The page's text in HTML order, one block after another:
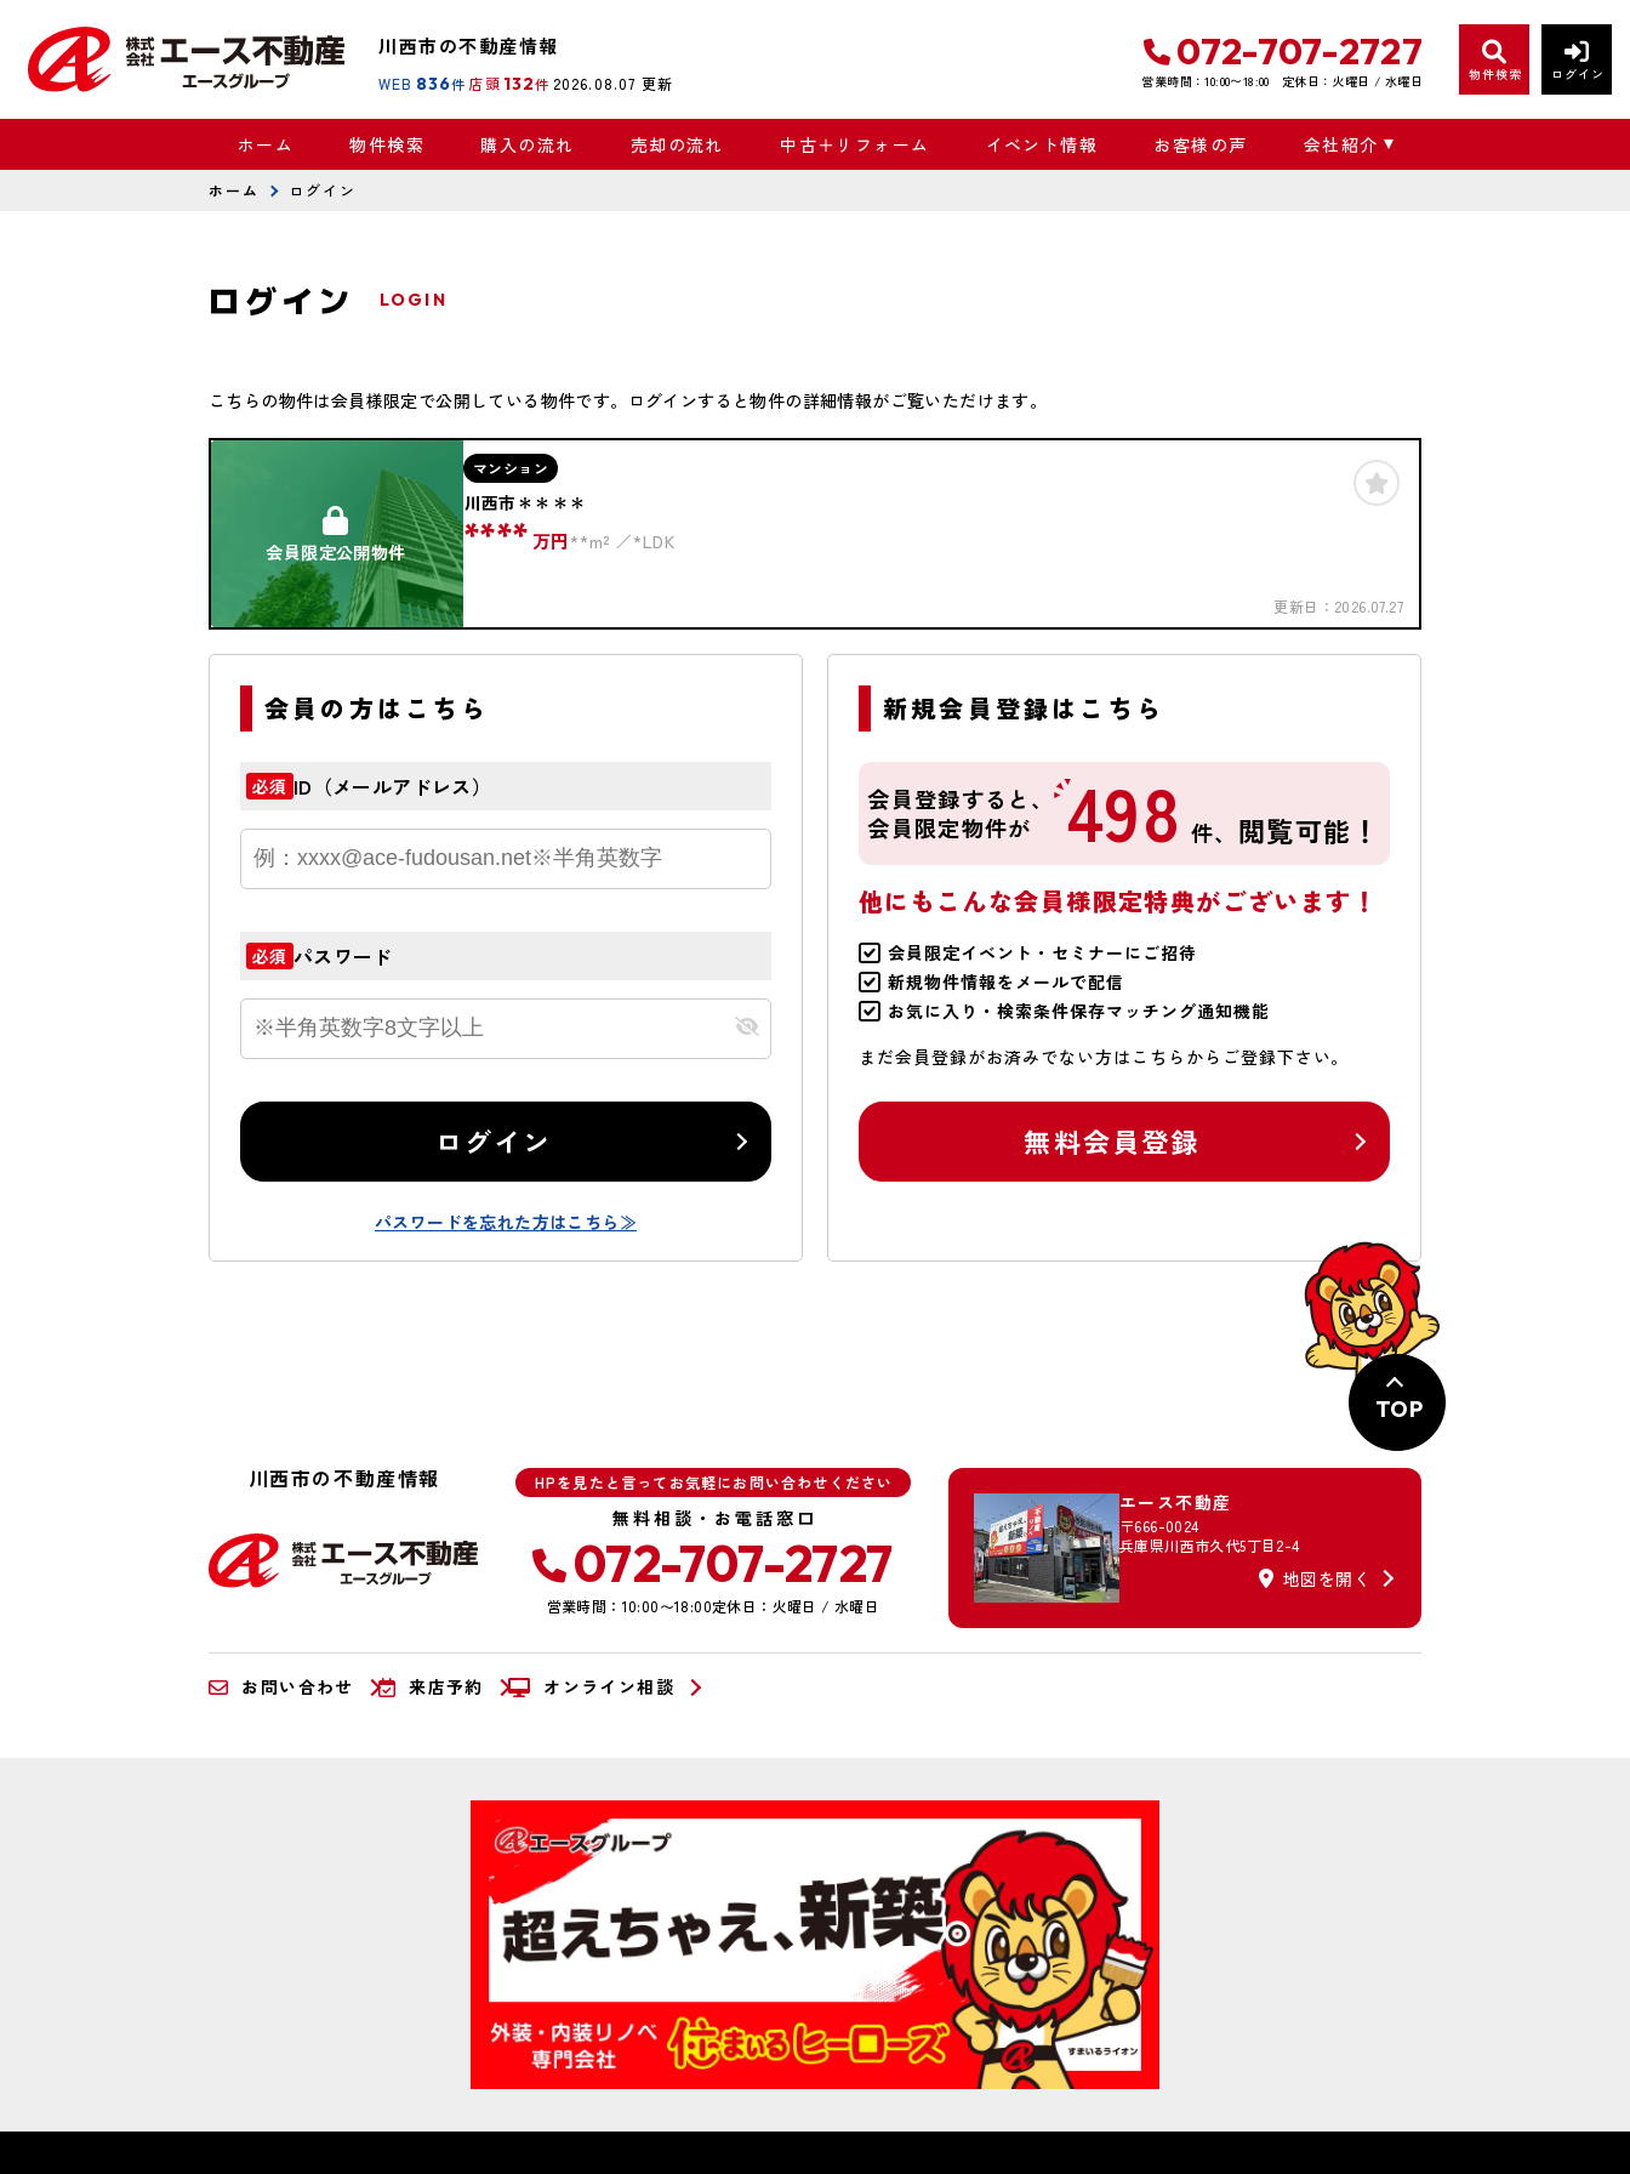
川西市の不動産情報
WEB 836件 店頭 132件 2026.08.07 更新
072-707-2727
営業時間：10:00〜18:00 定休日：火曜日 / 水曜日 物件検索 ログイン
ホーム 物件検索 購入の流れ 売却の流れ 中古＋リフォーム イベント情報 お客様の声 会社紹介
ホーム ログイン
ログイン LOGIN
こちらの物件は会員様限定で公開している物件です。ログインすると物件の詳細情報がご覧いただけます。
会員限定公開物件
マンション
川西市＊＊＊＊
****万円 **m² *LDK
更新日： 2026.07.27
会員の方はこちら
必須 ID（メールアドレス）
必須 パスワード
ログイン
パスワードを忘れた方はこちら≫
新規会員登録はこちら
会員登録すると、
会員限定物件が
498 件、 閲覧可能！
他にもこんな会員様限定特典がございます！
会員限定イベント・セミナーにご招待
新規物件情報をメールで配信
お気に入り・検索条件保存マッチング通知機能
まだ会員登録がお済みでない方はこちらからご登録下さい。
無料会員登録
TOP
川西市の不動産情報 HPを見たと言ってお気軽にお問い合わせください
無料相談・お電話窓口
072-707-2727
営業時間：10:00〜18:00定休日：火曜日 / 水曜日
エース不動産
〒666-0024
兵庫県川西市久代5丁目2-4
地図を開く
お問い合わせ 来店予約 オンライン相談